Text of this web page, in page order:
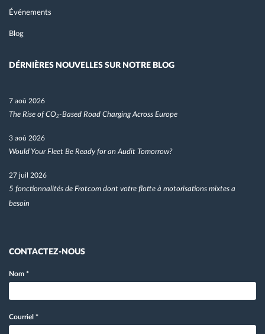
Événements
Blog
DÉRNIÈRES NOUVELLES SUR NOTRE BLOG
7 aoû 2026
The Rise of CO₂-Based Road Charging Across Europe
3 aoû 2026
Would Your Fleet Be Ready for an Audit Tomorrow?
27 juil 2026
5 fonctionnalités de Frotcom dont votre flotte à motorisations mixtes a
besoin
CONTACTEZ-NOUS
Nom *
Courriel *